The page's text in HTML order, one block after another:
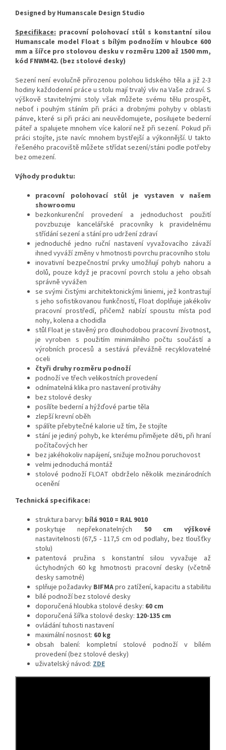
Designed by Humanscale Design Studio
Specifikace: pracovní polohovací stůl s konstantní silou
Humanscale model Float s bílým podnožím v hloubce 600
mm a šířce pro stolovou desku v rozměru 1200 až 1500 mm,
kód FNWM42. (bez stolové desky)
Sezení není evolučně přirozenou polohou lidského těla a již 2-3
hodiny každodenní práce u stolu mají trvalý vliv na Vaše zdraví. S
výškově stavitelnými stoly však můžete svému tělu prospět,
neboť i pouhým stáním při práci a drobnými pohyby v oblasti
pánve, které si při práci ani neuvědomujete, posilujete bederní
páteř a spalujete mnohem více kalorií než při sezení. Pokud při
práci stojíte, jste navíc mnohem bystřejší a výkonnější. U takto
řešeného pracoviště můžete střídat sezení/stáni podle potřeby
bez omezení.
Výhody produktu:
pracovní polohovací stůl je vystaven v našem
showroomu
bezkonkurenční provedení a jednoduchost použití
povzbuzuje kancelářské pracovníky k pravidelnému
střídání sezení a stání pro udržení zdraví
jednoduché jedno ruční nastavení vyvažovacího závaží
ihned vyváží změny v hmotnosti povrchu pracovního stolu
inovativní bezpečnostní prvky umožňují pohyb nahoru a
dolů, pouze když je pracovní povrch stolu a jeho obsah
správně vyvážen
se svými čistými architektonickými liniemi, jež kontrastují
s jeho sofistikovanou funkčností, Float doplňuje jakékoliv
pracovní prostředí, přičemž nabízí spoustu místa pod
nohy, kolena a chodidla
stůl Float je stavěný pro dlouhodobou pracovní životnost,
je vyroben s použitím minimálního počtu součástí a
výrobních procesů a sestává převážně recyklovatelné
oceli
čtyři druhy rozměru podnoží
podnoží ve třech velikostních provedení
odnímatelná klika pro nastavení protiváhy
bez stolové desky
posílíte bederní a hýžďové partie těla
zlepší krevní oběh
spálíte přebytečné kalorie už tím, že stojíte
stání je jediný pohyb, ke kterému přimějete děti, při hraní
počítačových her
bez jakéhokoliv napájení, snižuje možnou poruchovost
velmi jednoduchá montáž
stolové podnoží FLOAT obdrželo několik mezinárodních
ocenění
Technická specifikace:
struktura barvy: bílá 9010 = RAL 9010
poskytuje nepřekonatelných 50 cm výškové
nastavitelnosti (67,5 - 117,5 cm od podlahy, bez tloušťky
stolu)
patentová pružina s konstantní silou vyvažuje až
úctyhodných 60 kg hmotnosti pracovní desky (včetně
desky samotné)
splňuje požadavky BIFMApro zatížení, kapacitu a stabilitu
bílé podnoží bez stolové desky
doporučená hloubka stolové desky: 60 cm
doporučená šířka stolové desky: 120-135 cm
ovládání tuhosti nastavení
maximální nosnost: 60 kg
obsah balení: kompletní stolové podnoží v bílém
provedení (bez stolové desky)
uživatelský návod: ZDE